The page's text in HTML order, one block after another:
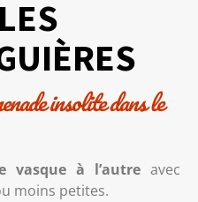
insolite dans le
vasque à l’autre avec
moins petites.